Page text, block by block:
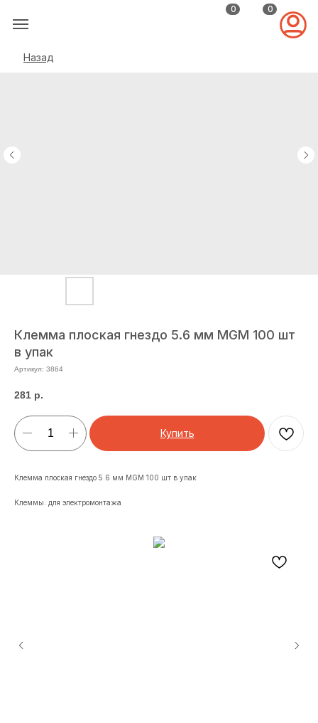
0 0
Назад
Клемма плоская гнездо 5.6 мм MGM 100 шт
в упак
Артикул: 3864
281 р.
Купить
Клемма плоская гнездо 5.6 мм MGM 100 шт в упак
Клеммы: для электромонтажа